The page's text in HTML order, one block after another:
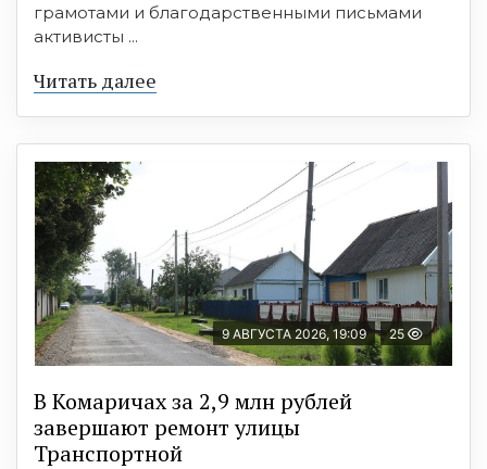
грамотами и благодарственными письмами
активисты ...
Читать далее
9 АВГУСТА 2026, 19:09 25
В Комаричах за 2,9 млн рублей
завершают ремонт улицы
Транспортной